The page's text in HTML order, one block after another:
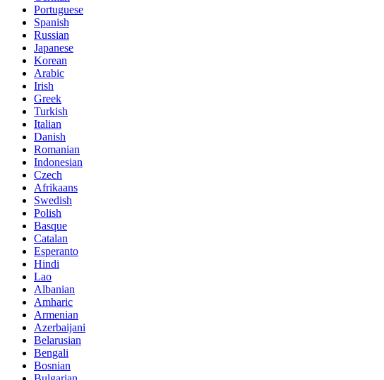
Portuguese
Spanish
Russian
Japanese
Korean
Arabic
Irish
Greek
Turkish
Italian
Danish
Romanian
Indonesian
Czech
Afrikaans
Swedish
Polish
Basque
Catalan
Esperanto
Hindi
Lao
Albanian
Amharic
Armenian
Azerbaijani
Belarusian
Bengali
Bosnian